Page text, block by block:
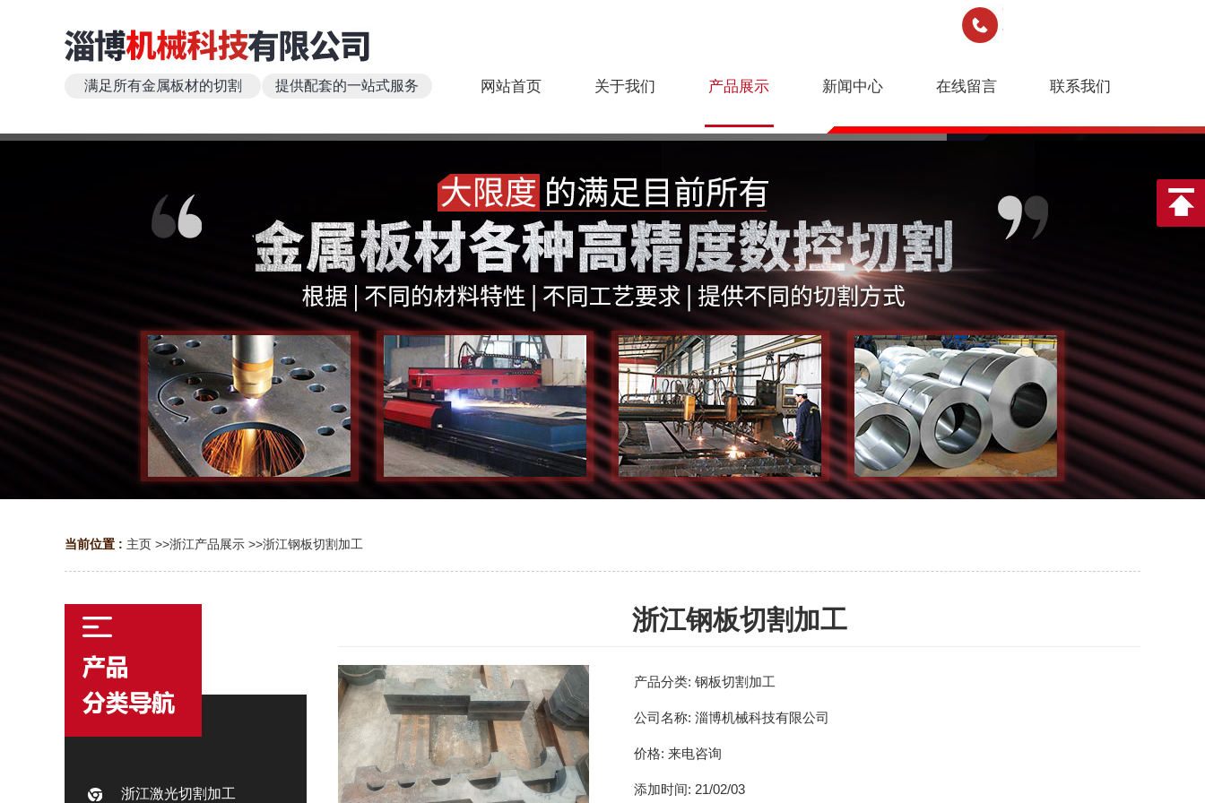
满足所有金属板材的切割 提供配套的一站式服务 网站首页 关于我们 产品展示 新闻中心 在线留言 联系我们
当前位置 : 主页 >>浙江产品展示 >>浙江钢板切割加工
浙江激光切割加工
浙江钢板切割加工
产品分类: 钢板切割加工
公司名称: 淄博机械科技有限公司
价格: 来电咨询
添加时间: 21/02/03